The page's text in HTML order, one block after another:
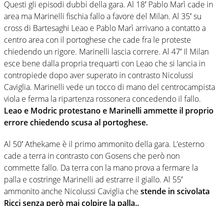
Questi gli episodi dubbi della gara. Al 18′ Pablo Marì cade in
area ma Marinelli fischia fallo a favore del Milan. Al 35′ su
cross di Bartesaghi Leao e Pablo Marì arrivano a contatto a
centro area con il portoghese che cade fra le proteste
chiedendo un rigore. Marinelli lascia correre. Al 47′ Il Milan
esce bene dalla propria trequarti con Leao che si lancia in
contropiede dopo aver superato in contrasto Nicolussi
Caviglia. Marinelli vede un tocco di mano del centrocampista
viola e ferma la ripartenza rossonera concedendo il fallo.
Leao e Modric protestano e Marinelli ammette il proprio
errore chiedendo scusa al portoghese.
Al 50′ Athekame è il primo ammonito della gara. L’esterno
cade a terra in contrasto con Gosens che però non
commette fallo. Da terra con la mano prova a fermare la
palla e costringe Marinelli ad estrarre il giallo. Al 55′
ammonito anche Nicolussi Caviglia che stende in scivolata
Ricci senza però mai colpire la palla..